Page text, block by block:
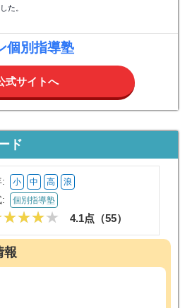
た。
個別指導塾
式サイトへ
ド
小 中 高 浪
個別指導塾
4.1点（55）
報